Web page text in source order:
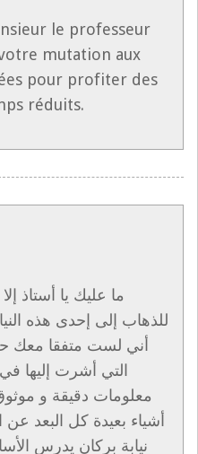
le professeur
mutation aux
pour profiter des
réduits.
ما عليك يا أستاذ
للذهاب إلى إحدى هذه
أني لست متفقا معك
التي أشرت إليها
معلومات دقيقة و
أشياء بعيدة كل البعد